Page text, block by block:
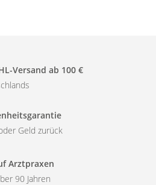
Versand ab 100 €
Geld zurück
Arztpraxen
90 Jahren